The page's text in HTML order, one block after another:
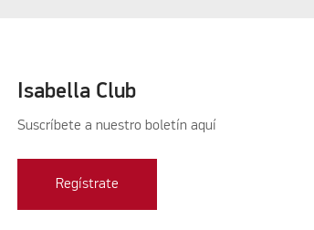
Isabella Club
Suscríbete a nuestro boletín aquí
Regístrate